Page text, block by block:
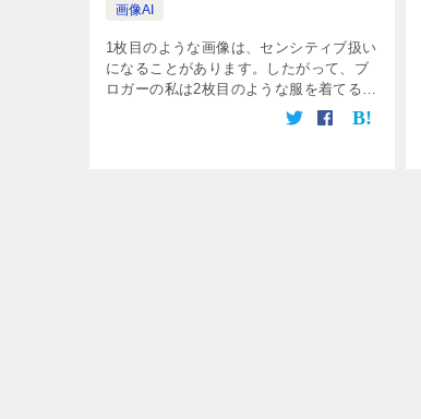
画像AI
1枚目のような画像は、センシティブ扱い
になることがあります。したがって、ブ
ロガーの私は2枚目のような服を着てる絵
が出力されて欲しい！ 1枚目は元素法典
のルールを知らない時に出力しました。